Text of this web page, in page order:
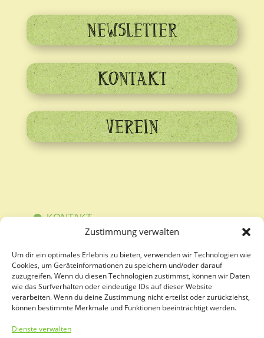
Zustimmung verwalten
Um dir ein optimales Erlebnis zu bieten, verwenden wir Technologien wie
Cookies, um Geräteinformationen zu speichern und/oder darauf
zuzugreifen. Wenn du diesen Technologien zustimmst, können wir Daten
wie das Surfverhalten oder eindeutige IDs auf dieser Website
verarbeiten. Wenn du deine Zustimmung nicht erteilst oder zurückziehst,
können bestimmte Merkmale und Funktionen beeinträchtigt werden.
Dienste verwalten
NEWSLETTER
KONTAKT
VEREIN
KONTAKT
SPENDE
NEWSLETTER BESTELLEN